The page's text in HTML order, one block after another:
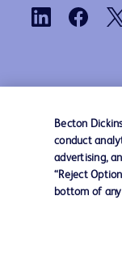
Nous
Becton
conduct
advertising,
“Reject
bottom of